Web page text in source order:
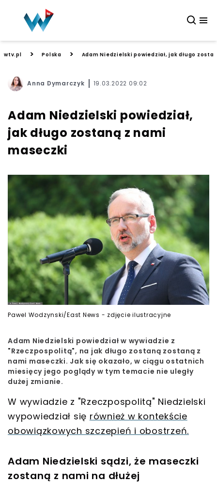
wtv.pl > Polska > Adam Niedzielski powiedział, jak długo
Anna Dymarczyk 19.03.2022 09:02
Adam Niedzielski powiedział,
jak długo zostaną z nami
maseczki
Pawel Wodzynski/East News - zdjęcie ilustracyjne
Adam Niedzielski powiedział w wywiadzie z
"Rzeczpospolitą", na jak długo zostaną zostaną z
nami maseczki. Jak się okazało, w ciągu ostatnich
miesięcy jego poglądy w tym temacie nie uległy
dużej zmianie.
W wywiadzie z "Rzeczpospolitą" Niedzielski
wypowiedział się również w kontekście
obowiązkowych szczepień i obostrzeń.
Adam Niedzielski sądzi, że maseczki
zostaną z nami na dłużej